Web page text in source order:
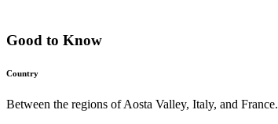
Good to Know
Country
Between the regions of Aosta Valley, Italy, and France.